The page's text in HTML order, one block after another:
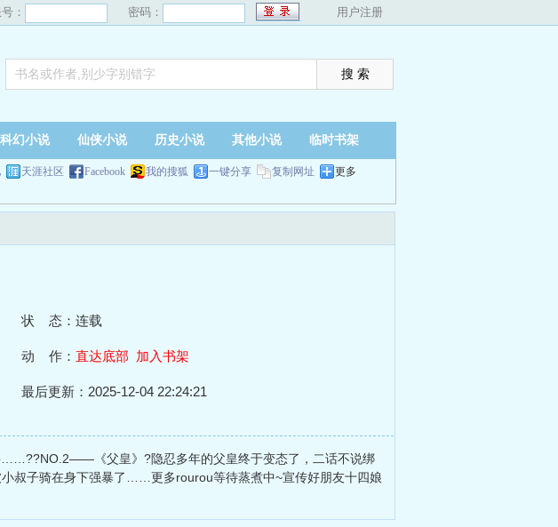
： 密码： 用户注册
科幻小说 仙侠小说 历史小说 其他小说 临时书架
天涯社区 Facebook 我的搜狐 一键分享 复制网址 更多
状 态：连载
动 作： 直达底部 加入书架
最后更新：2025-12-04 22:24:21
《父皇》?隐忍多年的父皇终于变态了，二话不说绑
子骑在身下强暴了……更多rourou等待蒸煮中~宣传好朋友十四娘